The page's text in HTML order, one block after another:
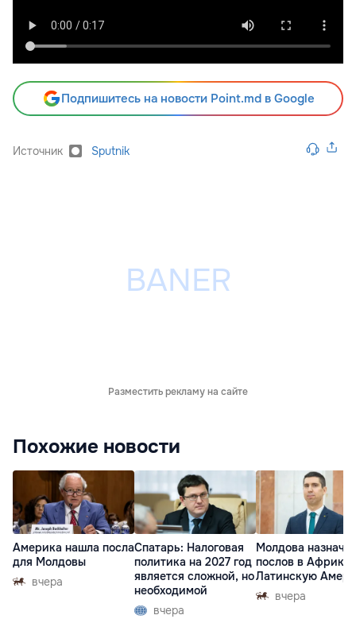
Подпишитесь на новости Point.md в Google
Источник Sputnik
Разместить рекламу на сайте
Похожие новости
Америка нашла посла
для Молдовы
вчера
Спатарь: Налоговая
политика на 2027 год
является сложной, но
необходимой
вчера
Молдова
послов в Африку
Латинскую
вчера